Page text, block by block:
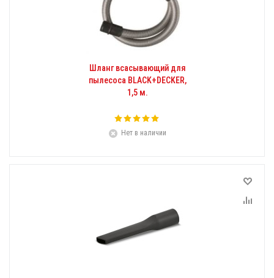
Шланг всасывающий для
пылесоса BLACK+DECKER,
1,5 м.
Нет в наличии